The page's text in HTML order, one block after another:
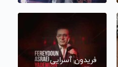
فریدون آسرایی